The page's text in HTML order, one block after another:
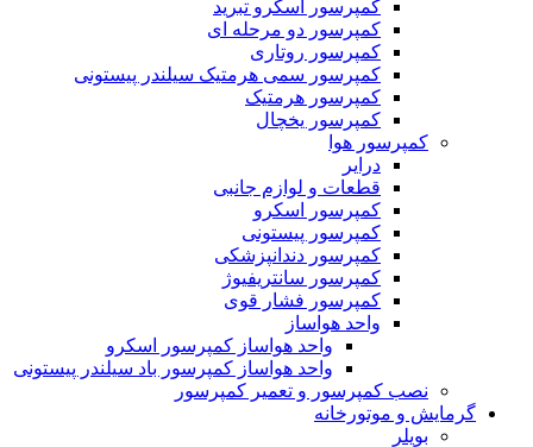
کمپرسور اسکرو تبرید
کمپرسور دو مرحله ای
کمپرسور روتاری
کمپرسور سمی هرمتیک سیلندر پیستونی
کمپرسور هرمتیک
کمپرسور یخچال
کمپرسور هوا
درایر
قطعات و لوازم جانبی
کمپرسور اسکرو
کمپرسور پیستونی
کمپرسور دندانپزشکی
کمپرسور سانتریفیوژ
کمپرسور فشار قوی
واحد هواساز
واحد هواساز کمپرسور اسکرو
واحد هواساز کمپرسور باد سیلندر پیستونی
نصب کمپرسور و تعمیر کمپرسور
گرمایش و موتورخانه
بویلر